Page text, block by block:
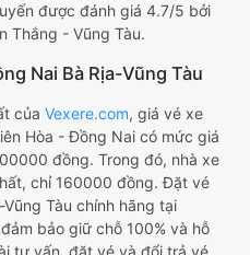
được đánh giá 4.7/5 bởi
Thắng - Vũng Tàu.
Nai Bà Rịa-Vũng Tàu
của Vexere.com, giá vé xe
Hòa - Đồng Nai có mức giá
đồng. Trong đó, nhà xe
chỉ 160000 đồng. Đặt vé
Tàu chính hãng tại
bảo giữ chỗ 100% và hỗ
tư vấn, đặt vé và đổi trả vé